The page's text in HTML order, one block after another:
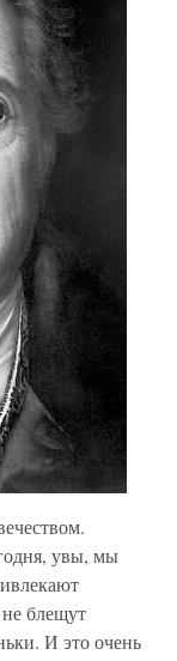
увы, мы
блещут
И это очень